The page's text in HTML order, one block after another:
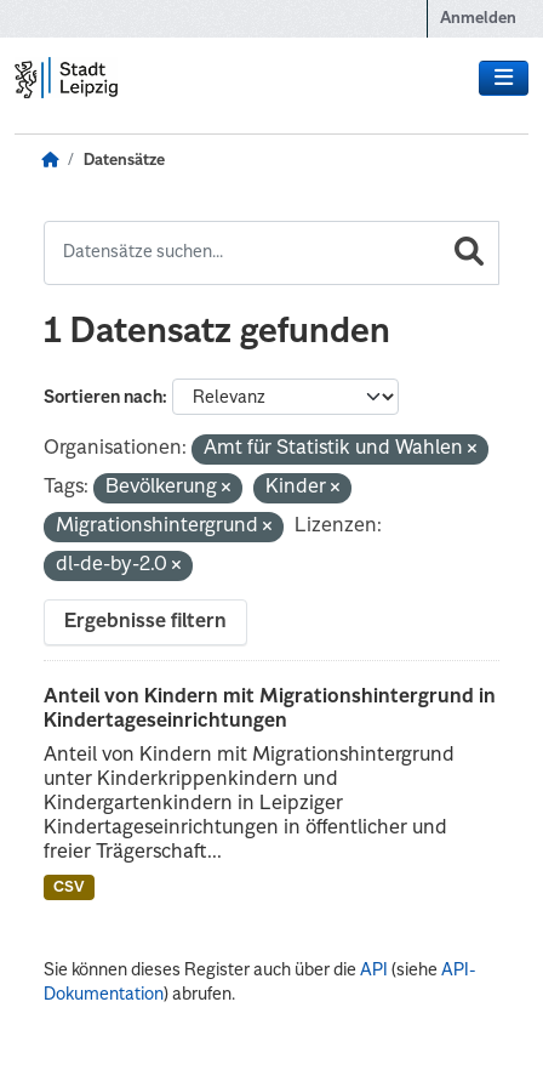
Anmelden
Datensätze
1 Datensatz gefunden
Sortieren nach
Organisationen:
Amt für Statistik und Wahlen
Tags:
Bevölkerung
Kinder
Migrationshintergrund
Lizenzen:
dl-de-by-2.0
Ergebnisse filtern
Anteil von Kindern mit Migrationshintergrund in
Kindertageseinrichtungen
Anteil von Kindern mit Migrationshintergrund
unter Kinderkrippenkindern und
Kindergartenkindern in Leipziger
Kindertageseinrichtungen in öffentlicher und
freier Trägerschaft...
CSV
Sie können dieses Register auch über dieAPI (sieheAPI-
Dokumentation) abrufen.